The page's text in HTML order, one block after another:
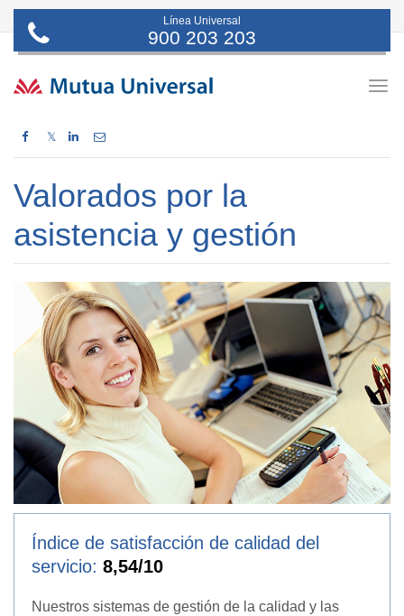
Línea Universal
900 203 203
𝕏
Valorados por la
asistencia y gestión
Índice de satisfacción de calidad del
servicio: 8,54/10
Nuestros sistemas de gestión de la calidad y las